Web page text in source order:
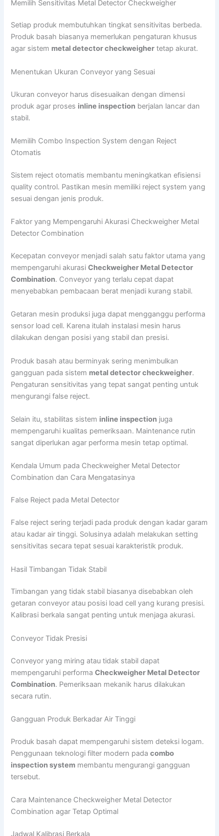
Memilih Sensitivitas Metal Detector Checkweigher
Setiap produk membutuhkan tingkat sensitivitas berbeda.
Produk basah biasanya memerlukan pengaturan khusus
agar sistem metal detector checkweigher tetap akurat.
Menentukan Ukuran Conveyor yang Sesuai
Ukuran conveyor harus disesuaikan dengan dimensi
produk agar proses inline inspection berjalan lancar dan
stabil.
Memilih Combo Inspection System dengan Reject
Otomatis
Sistem reject otomatis membantu meningkatkan efisiensi
quality control. Pastikan mesin memiliki reject system yang
sesuai dengan jenis produk.
Faktor yang Mempengaruhi Akurasi Checkweigher Metal
Detector Combination
Kecepatan conveyor menjadi salah satu faktor utama yang
mempengaruhi akurasiCheckweigher Metal Detector
Combination. Conveyor yang terlalu cepat dapat
menyebabkan pembacaan berat menjadi kurang stabil.
Getaran mesin produksi juga dapat mengganggu performa
sensor load cell. Karena itulah instalasi mesin harus
dilakukan dengan posisi yang stabil dan presisi.
Produk basah atau berminyak sering menimbulkan
gangguan pada sistem metal detector checkweigher.
Pengaturan sensitivitas yang tepat sangat penting untuk
mengurangi false reject.
Selain itu, stabilitas sistem inline inspection juga
mempengaruhi kualitas pemeriksaan. Maintenance rutin
sangat diperlukan agar performa mesin tetap optimal.
Kendala Umum pada Checkweigher Metal Detector
Combination dan Cara Mengatasinya
False Reject pada Metal Detector
False reject sering terjadi pada produk dengan kadar garam
atau kadar air tinggi. Solusinya adalah melakukan setting
sensitivitas secara tepat sesuai karakteristik produk.
Hasil Timbangan Tidak Stabil
Timbangan yang tidak stabil biasanya disebabkan oleh
getaran conveyor atau posisi load cell yang kurang presisi.
Kalibrasi berkala sangat penting untuk menjaga akurasi.
Conveyor Tidak Presisi
Conveyor yang miring atau tidak stabil dapat
mempengaruhi performaCheckweigher Metal Detector
Combination. Pemeriksaan mekanik harus dilakukan
secara rutin.
Gangguan Produk Berkadar Air Tinggi
Produk basah dapat mempengaruhi sistem deteksi logam.
Penggunaan teknologi filter modern padacombo
inspection system membantu mengurangi gangguan
tersebut.
Cara Maintenance Checkweigher Metal Detector
Combination agar Tetap Optimal
Jadwal Kalibrasi Berkala